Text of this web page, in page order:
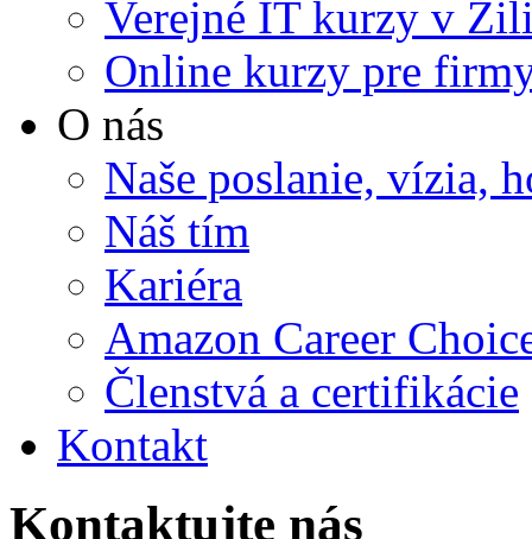
Verejné IT kurzy v
Online kurzy pre
O nás
Naše poslanie, vízia,
Náš tím
Kariéra
Amazon Career
Členstvá a certifikácie
Kontakt
Kontaktujte nás